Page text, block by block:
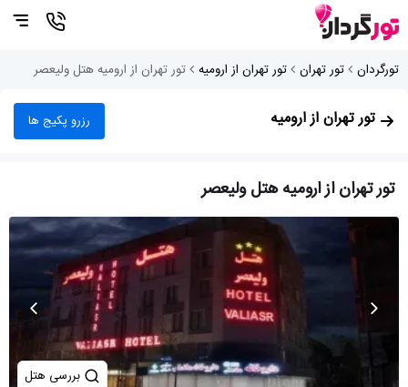
تورگردان تور تهران تور تهران از ارومیه تور تهران از ارومیه هتل ولیعصر
تور تهران از ارومیه رزرو پکیج ها
تور تهران از ارومیه هتل ولیعصر
بررسی هتل